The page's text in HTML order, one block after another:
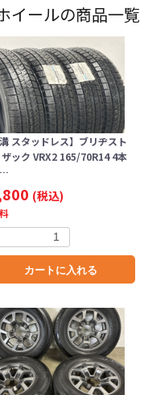
イールの商品一覧
溝 スタッドレス】ブリヂスト
ザック VRX2 165/70R14 4本
…
(税込)
カートに入れる